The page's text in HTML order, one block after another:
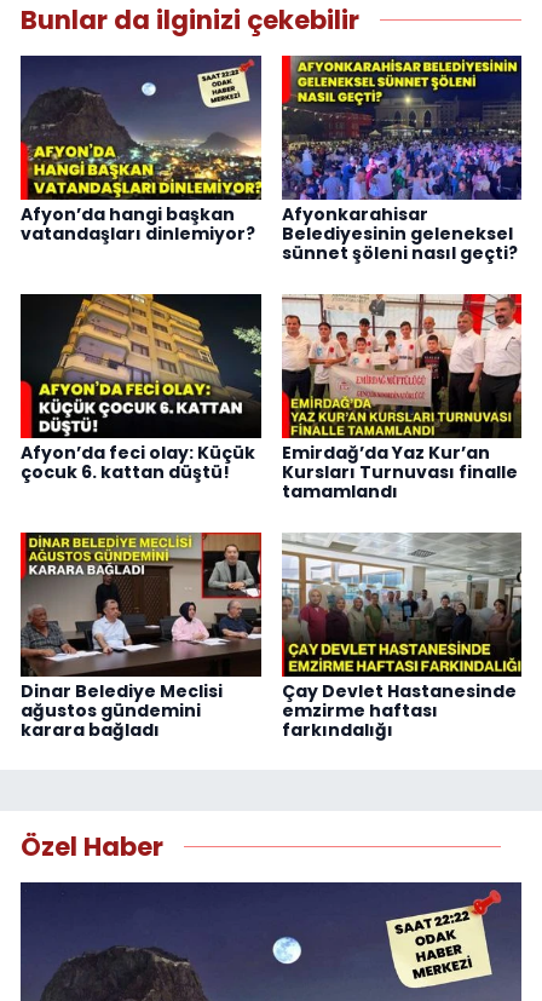
Bunlar da ilginizi çekebilir
Afyon’da hangi başkan
vatandaşları dinlemiyor?
Afyonkarahisar
Belediyesinin geleneksel
sünnet şöleni nasıl geçti?
Afyon’da feci olay: Küçük
çocuk 6. kattan düştü!
Emirdağ’da Yaz Kur’an
Kursları Turnuvası finalle
tamamlandı
Dinar Belediye Meclisi
ağustos gündemini
karara bağladı
Çay Devlet Hastanesinde
emzirme haftası
farkındalığı
Özel Haber